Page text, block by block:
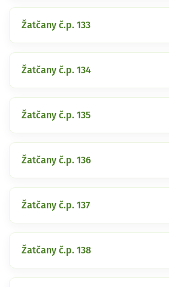
Žatčany č.p. 133
Žatčany č.p. 134
Žatčany č.p. 135
Žatčany č.p. 136
Žatčany č.p. 137
Žatčany č.p. 138